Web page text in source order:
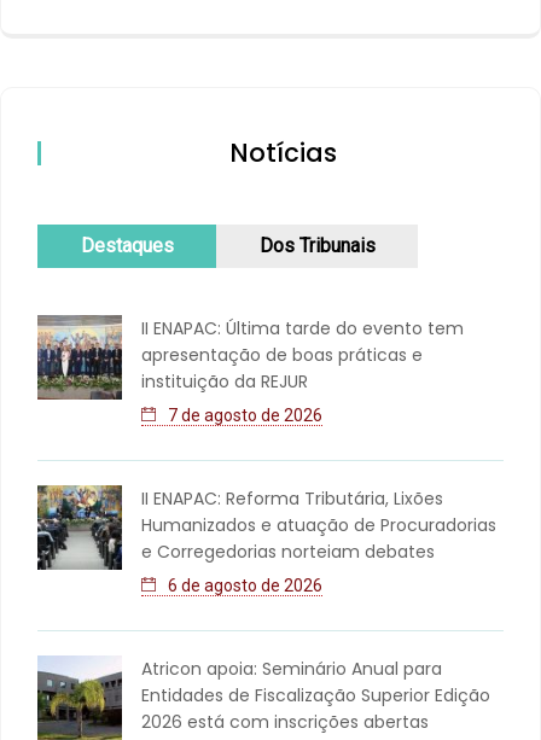
Notícias
Destaques Dos Tribunais
II ENAPAC: Última tarde do evento tem
apresentação de boas práticas e
instituição da REJUR
7 de agosto de 2026
II ENAPAC: Reforma Tributária, Lixões
Humanizados e atuação de Procuradorias
e Corregedorias norteiam debates
6 de agosto de 2026
Atricon apoia: Seminário Anual para
Entidades de Fiscalização Superior Edição
2026 está com inscrições abertas